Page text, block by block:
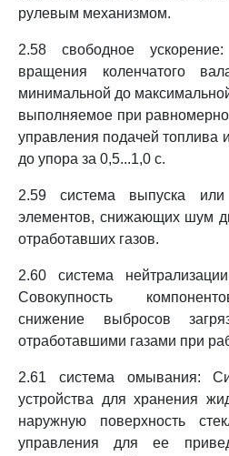
рулевым механизмом.
2.58 свободное
вращения коленчатого
минимальной до
выполняемое при
управления подачей топлива
до упора за 0,5...1,0 с.
2.59 система выпуска или
элементов, снижающих шум
отработавших газов.
2.60 система
Совокупность
снижение выбросов
отработавшими газами при
2.61 система омывания:
устройства для хранения
наружную поверхность
управления для ее